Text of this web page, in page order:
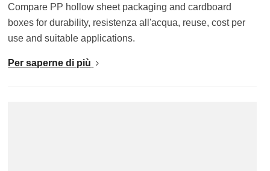
Compare PP hollow sheet packaging and cardboard
boxes for durability, resistenza all'acqua, reuse,cost per
use and suitable applications.
Per saperne di più